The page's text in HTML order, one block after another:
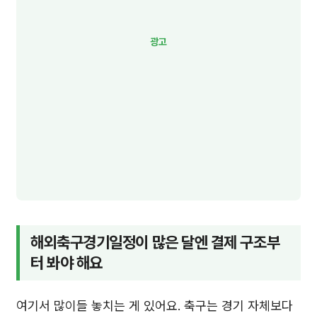
해외축구경기일정이 많은 달엔 결제 구조부
터 봐야 해요
여기서 많이들 놓치는 게 있어요. 축구는 경기 자체보다